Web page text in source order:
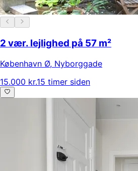
2 vær. lejlighed på 57 m²
København Ø, Nyborggade
15.000 kr.15 timer siden